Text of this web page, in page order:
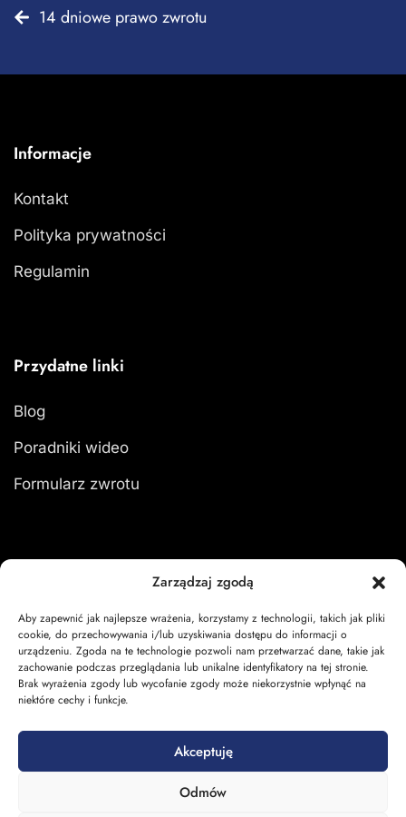
Zarządzaj zgodą
Aby zapewnić jak najlepsze wrażenia, korzystamy z technologii, takich jak pliki
cookie, do przechowywania i/lub uzyskiwania dostępu do informacji o
urządzeniu. Zgoda na te technologie pozwoli nam przetwarzać dane, takie jak
zachowanie podczas przeglądania lub unikalne identyfikatory na tej stronie.
Brak wyrażenia zgody lub wycofanie zgody może niekorzystnie wpłynąć na
niektóre cechy i funkcje.
Akceptuję
Odmów
14 dniowe prawo zwrotu
Informacje
Kontakt
Polityka prywatności
Regulamin
Przydatne linki
Blog
Poradniki wideo
Formularz zwrotu
Zaloguj się
Moje zamówienia
Koszyk